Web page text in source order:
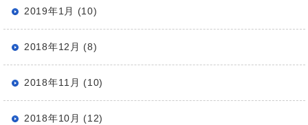
2019年1月 (10)
2018年12月 (8)
2018年11月 (10)
2018年10月 (12)